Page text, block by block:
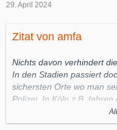
29. April 2024
Zitat von amfa
Nichts davon verhindert
In den Stadien passiert
sichersten Orte wo man
Polizei. In Köln z.B.
Fans entlang, wenn da
fährt fliegen da